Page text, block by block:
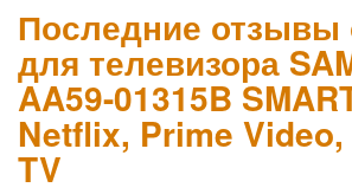
Последние отзывы
для телевизора
AA59-01315B
Netflix, Prime
TV